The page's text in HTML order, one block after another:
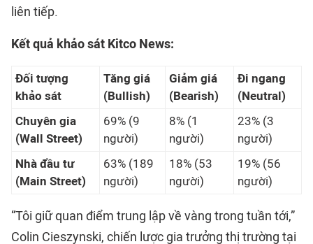
liên tiếp.
Kết quả khảo sát Kitco News:
Đối tượng
khảo sát
Tăng giá
(Bullish)
Giảm giá
(Bearish)
Đi ngang
(Neutral)
Chuyên gia
(Wall Street)
69% (9
người)
8% (1
người)
23% (3
người)
Nhà đầu tư
(Main Street)
63% (189
người)
18% (53
người)
19% (56
người)
“Tôi giữ quan điểm trung lập về vàng trong tuần tới,”
Colin Cieszynski, chiến lược gia trưởng thị trường tại